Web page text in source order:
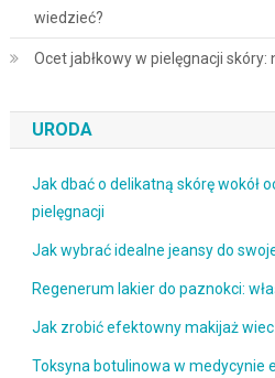
wiedzieć?
Ocet jabłkowy w pielęgnacji
URODA
Jak dbać o delikatną skórę wokół
pielęgnacji
Jak wybrać idealne jeansy do
Regenerum lakier do paznokci:
Jak zrobić efektowny makijaż
Toksyna botulinowa w medycynie